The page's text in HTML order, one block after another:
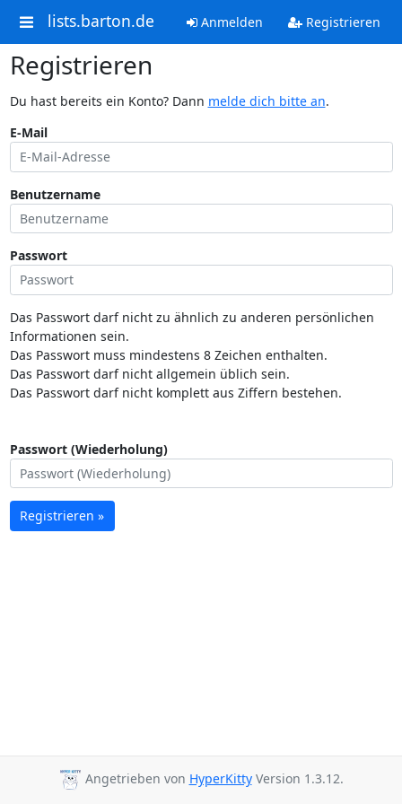
lists.barton.de Anmelden Registrieren
Registrieren
Du hast bereits ein Konto? Dann melde dich bitte an.
E-Mail
Benutzername
Passwort
Das Passwort darf nicht zu ähnlich zu anderen persönlichen
Informationen sein.
Das Passwort muss mindestens 8 Zeichen enthalten.
Das Passwort darf nicht allgemein üblich sein.
Das Passwort darf nicht komplett aus Ziffern bestehen.
Passwort (Wiederholung)
Registrieren »
Angetrieben von HyperKittyVersion 1.3.12.